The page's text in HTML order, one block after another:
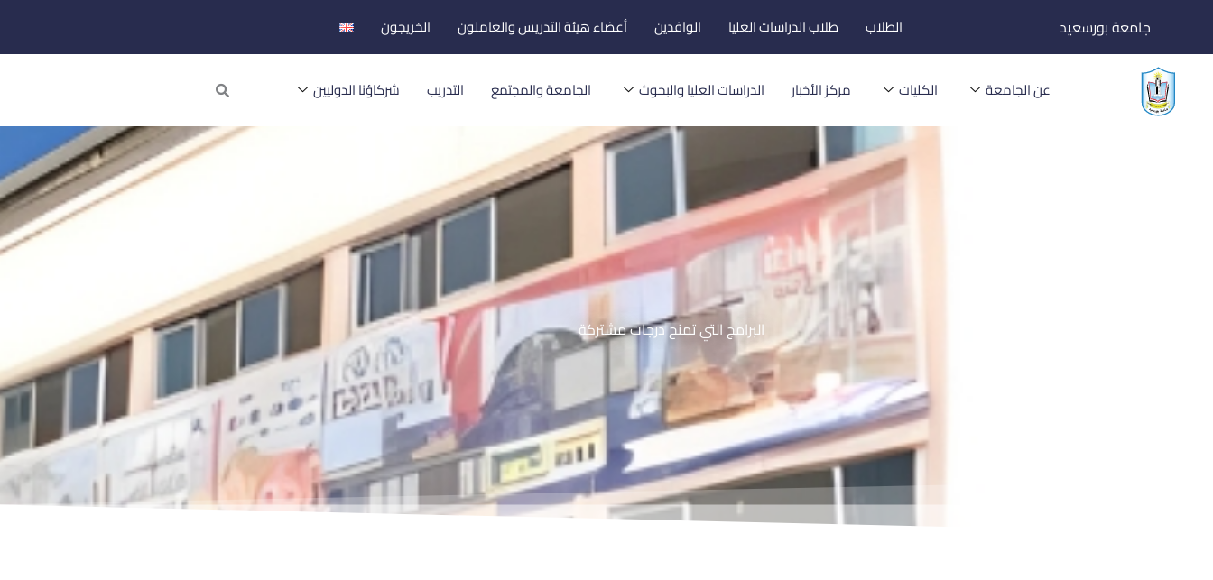
إلى
المحتوى
جامعة بورسعيد الطلاب طلاب الدراسات العليا الوافدين أعضاء هيئة التدريس والعاملون الخريجون
عن الجامعة الكليات مركز الأخبار الدراسات العليا والبحوث الجامعة والمجتمع التدريب شركاؤنا الدوليين Search
البرامج التي تمنح درجات مشتركة